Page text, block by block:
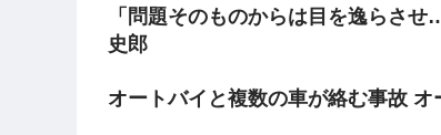
「問題そのものからは目を逸らさ
史郎
オートバイと複数の車が絡む事故